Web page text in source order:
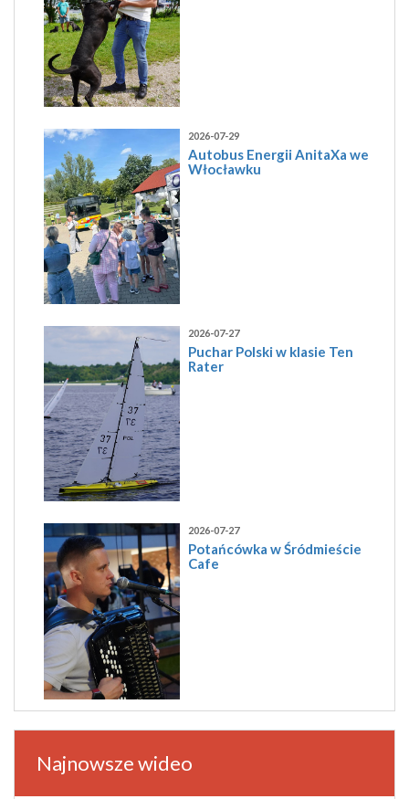
2026-07-29
Autobus Energii AnitaXa we
Włocławku
2026-07-27
Puchar Polski w klasie Ten
Rater
2026-07-27
Potańcówka w Śródmieście
Cafe
Najnowsze wideo